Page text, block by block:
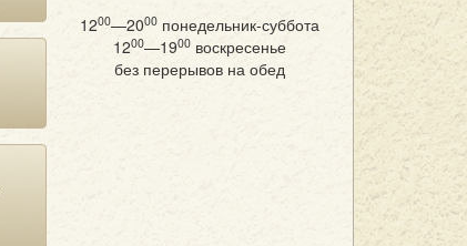
1200—2000 понедельник-суббота
1200—1900 воскресенье
без перерывов на обед